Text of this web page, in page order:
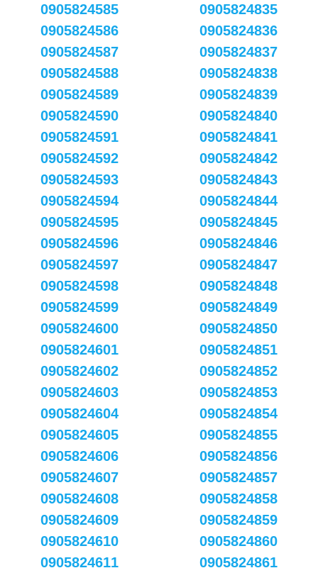
0905824585
0905824586
0905824587
0905824588
0905824589
0905824590
0905824591
0905824592
0905824593
0905824594
0905824595
0905824596
0905824597
0905824598
0905824599
0905824600
0905824601
0905824602
0905824603
0905824604
0905824605
0905824606
0905824607
0905824608
0905824609
0905824610
0905824611
0905824835
0905824836
0905824837
0905824838
0905824839
0905824840
0905824841
0905824842
0905824843
0905824844
0905824845
0905824846
0905824847
0905824848
0905824849
0905824850
0905824851
0905824852
0905824853
0905824854
0905824855
0905824856
0905824857
0905824858
0905824859
0905824860
0905824861